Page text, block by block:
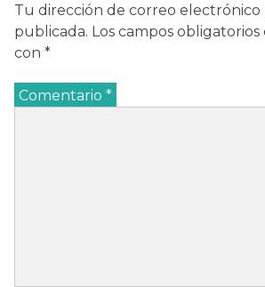
Tu dirección de correo electrónico
publicada. Los campos
con *
Comentario *